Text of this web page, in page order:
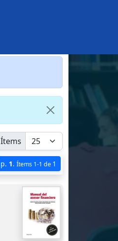
Ítems
p. 1. Ítems 1-1 de 1